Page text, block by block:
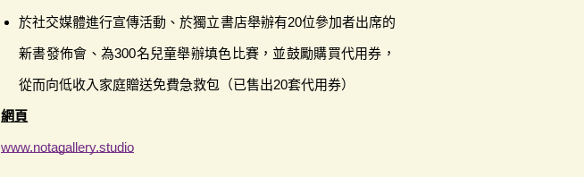
於社交媒體進行宣傳活動、於獨立書店舉辦有20位參加者出席的
新書發佈會、為300名兒童舉辦填色比賽，並鼓勵購買代用券，
從而向低收入家庭贈送免費急救包（已售出20套代用券）
網頁
www.notagallery.studio